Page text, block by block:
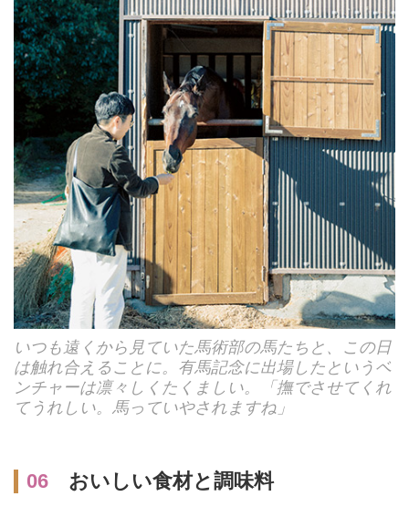
いつも遠くから見ていた馬術部の馬たちと、この日
は触れ合えることに。有馬記念に出場したというベ
ンチャーは凛々しくたくましい。「撫でさせてくれ
てうれしい。馬っていやされますね」
06おいしい食材と調味料